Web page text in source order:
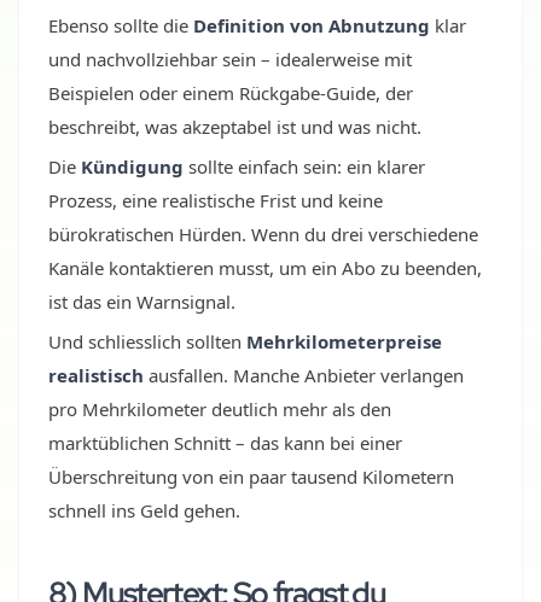
Ebenso sollte die Definition von Abnutzung klar
und nachvollziehbar sein – idealerweise mit
Beispielen oder einem Rückgabe-Guide, der
beschreibt, was akzeptabel ist und was nicht.
Die Kündigung sollte einfach sein: ein klarer
Prozess, eine realistische Frist und keine
bürokratischen Hürden. Wenn du drei verschiedene
Kanäle kontaktieren musst, um ein Abo zu beenden,
ist das ein Warnsignal.
Und schliesslich sollten Mehrkilometerpreise
realistisch ausfallen. Manche Anbieter verlangen
pro Mehrkilometer deutlich mehr als den
marktüblichen Schnitt – das kann bei einer
Überschreitung von ein paar tausend Kilometern
schnell ins Geld gehen.